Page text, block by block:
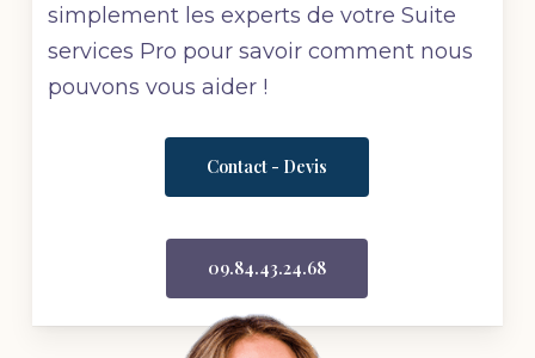
simplement les experts de votre Suite
services Pro pour savoir comment nous
pouvons vous aider !
Contact - Devis
09.84.43.24.68